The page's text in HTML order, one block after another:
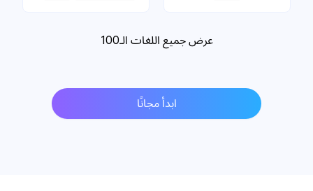
عرض جميع اللغات الـ100
ابدأ مجانًا